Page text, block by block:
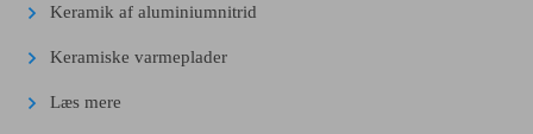
Keramik af aluminiumnitrid
Keramiske varmeplader
Læs mere